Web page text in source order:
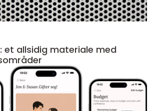
et allsidig materiale med